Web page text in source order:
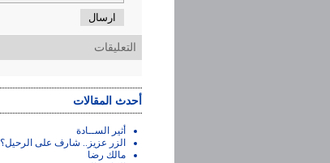
ارسال
التعليقات
أحدث المقالات
أثير الســادة
الزر عزيز.. شارف على الرحيل؟
مالك رضا